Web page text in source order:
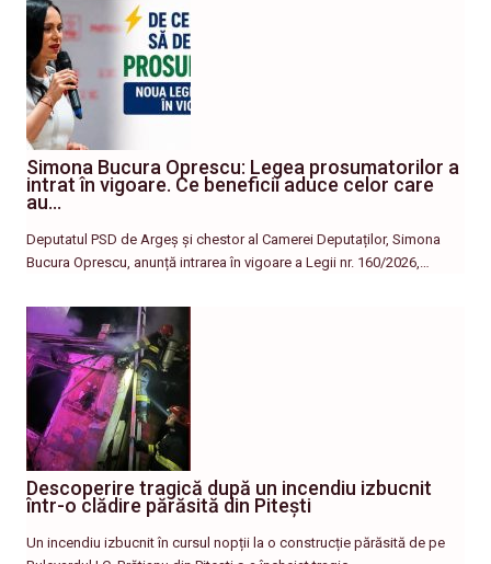
Simona Bucura Oprescu: Legea prosumatorilor a
intrat în vigoare. Ce beneficii aduce celor care
au…
Deputatul PSD de Argeș și chestor al Camerei Deputaților, Simona
Bucura Oprescu, anunță intrarea în vigoare a Legii nr. 160/2026,…
Descoperire tragică după un incendiu izbucnit
într-o clădire părăsită din Pitești
Un incendiu izbucnit în cursul nopții la o construcție părăsită de pe